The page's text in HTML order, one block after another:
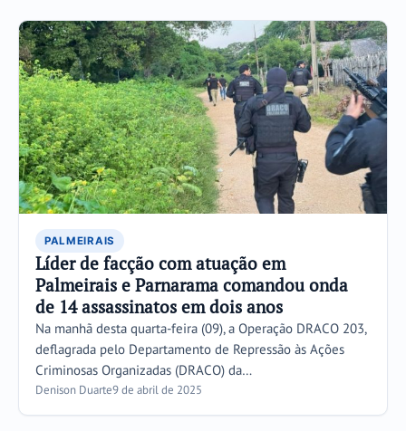
PALMEIRAIS
Líder de facção com atuação em
Palmeirais e Parnarama comandou onda
de 14 assassinatos em dois anos
Na manhã desta quarta-feira (09), a Operação DRACO 203,
deflagrada pelo Departamento de Repressão às Ações
Criminosas Organizadas (DRACO) da…
Denison Duarte9 de abril de 2025